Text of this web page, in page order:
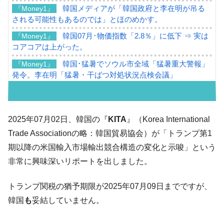
『Money1』
韓国メディアが「韓国政府と李在明が吊る
される可能性もあるのでは」とほのめかす。
『Money1』
韓国07月･物価指数「2.8％」に低下 ⇒ 実は
コアコアは上がった。
『Money1』
韓国･猛暑でソウル市全域「猛暑重大警報」
発令。李在明「猛暑・干ばつ対処状況点検会議」
07月販売台数は去年のほぼ半分「71台」しか売れなかっ
た。『起亜』は9台だけ
『Money1』
韓国「信用赦免を何回やっても、何回やっ
落！
韓国K9専用砲弾･装薬自動供給装甲車両･珍
『Money1』
韓国「2026年07月の輸出入」絶好調。半導
体だけで410億ドル、輸出全体の41％もある
2025年07月02日、韓国の『 KITA 』（Korea International
Trade Associationの略：韓国貿易協会）が「トランプ第1
期以降の米国輸入市場輸出競合構造の変化と示唆」という
非常に興味深いリポートを出しました。
トランプ関税の猶予期限が2025年07月09日までですが、
韓国 も妥結していません。